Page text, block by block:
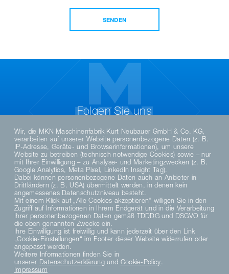
SENDEN
Folgen Sie uns
DE
DATENSCHUTZHINWEISE
DATENSCHUTZERKLÄRUNG SOCIAL MEDIA
DATENSCHUTZERKLÄRUNG
Wir, die MKN Maschinenfabrik Kurt Neubauer GmbH & Co. KG,
verarbeiten auf unserer Website personenbezogene Daten (z. B.
IP-Adresse, Geräte- und Browserinformationen), um unsere
Website zu betreiben (technisch notwendige Cookies) sowie – nur
mit Ihrer Einwilligung – zu Analyse- und Marketingzwecken (z. B.
Google Analytics, Meta Pixel, LinkedIn Insight Tag).
Dabei können personenbezogene Daten auch an Anbieter in
Drittländern (z. B. USA) übermittelt werden, in denen kein
angemessenes Datenschutzniveau besteht.
Mit einem Klick auf „Alle Cookies akzeptieren“ willigen Sie in den
Zugriff auf Informationen in Ihrem Endgerät und in die Verarbeitung
Ihrer personenbezogenen Daten gemäß TDDDG und DSGVO für
die oben genannten Zwecke ein.
Ihre Einwilligung ist freiwillig und kann jederzeit über den Link
„Cookie-Einstellungen“ im Footer dieser Website widerrufen oder
angepasst werden.
Weitere Informationen finden Sie in
unserer Datenschutzerklärungund Cookie-Policy.
Impressum